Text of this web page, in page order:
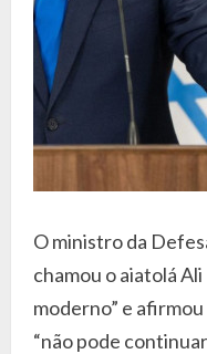
O ministro da
chamou o aiatolá
moderno” e
“não pode